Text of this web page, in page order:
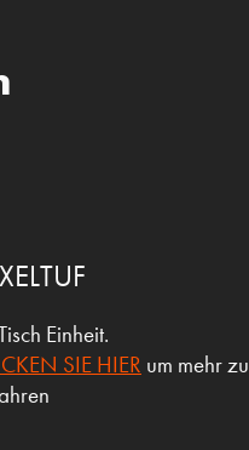
Tisch Einheit.
SIE HIER um mehr zu